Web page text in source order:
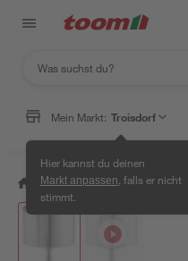
Mein Markt: Troisdorf
Hier kannst du deinen
Markt anpassen , falls er nicht
stimmt.
/ Werkstatt & Maschinen /